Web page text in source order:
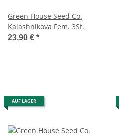
Green House Seed Co.
Kalashnikova Fem. 3St.
23,90 € *
AUF LAGER